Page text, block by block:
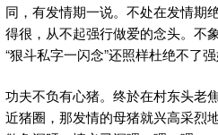
同，有发情期一说。不处在发情期
得很，从不起强行做爱的念头。不
“狠斗私字一闪念”还照样杜绝不了强
功夫不负有心猪。终於在村东头老
近猪圈，那发情的母猪就兴高采烈